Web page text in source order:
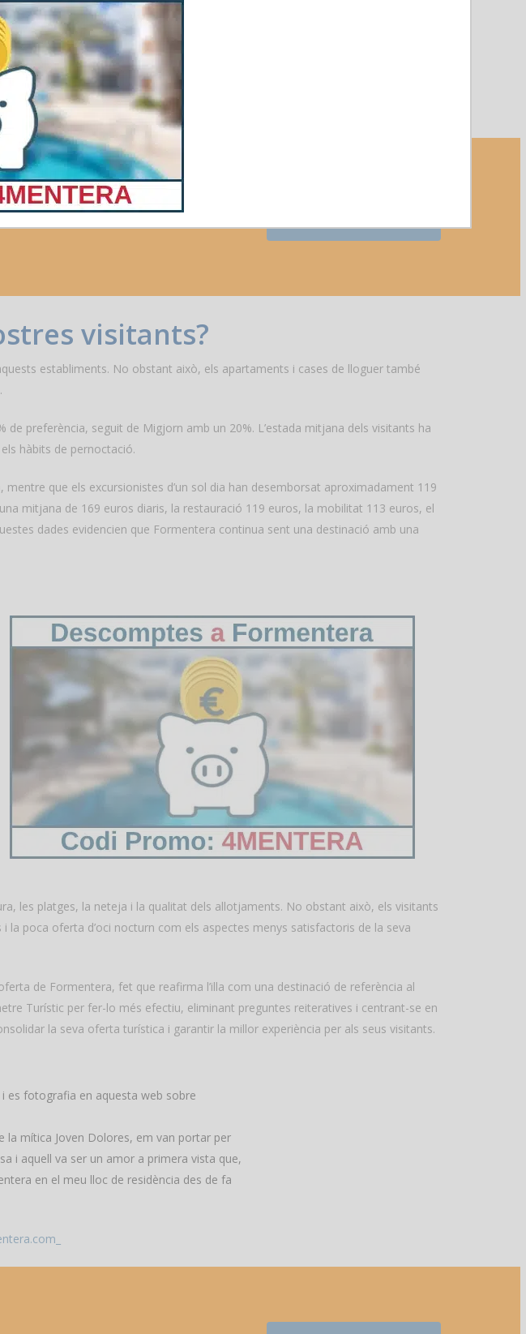
de les empreses han estat l’opció preferida pel 47% dels viatgers. Els
Quant a l’antelació de la reserva, gairebé la meitat dels turistes (44%) ha
planificació estructurada de les vacances a Formentera.
visitants?
establiments. No obstant això, els apartaments i cases de lloguer també
preferència, seguit de Migjorn amb un 20%. L’estada mitjana dels visitants ha
hàbits de pernoctació.
que els excursionistes d’un sol dia han desemborsat aproximadament 119
mitjana de 169 euros diaris, la restauració 119 euros, la mobilitat 113 euros, el
dades evidencien que Formentera continua sent una destinació amb una
les platges, la neteja i la qualitat dels allotjaments. No obstant això, els visitants
poca oferta d’oci nocturn com els aspectes menys satisfactoris de la seva
de Formentera, fet que reafirma l’illa com una destinació de referència al
Turístic per fer-lo més efectiu, eliminant preguntes reiteratives i centrant-se en
la seva oferta turística i garantir la millor experiència per als seus visitants.
es fotografia en aquesta web sobre
la mítica Joven Dolores, em van portar per
i aquell va ser un amor a primera vista que,
en el meu lloc de residència des de fa